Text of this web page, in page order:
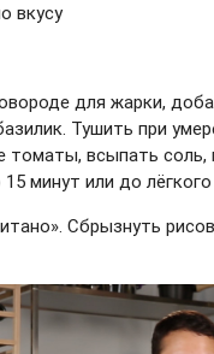
вкусу
для жарки,
Тушить при
томаты, всыпать
минут или до лёгкого
Сбрызнуть